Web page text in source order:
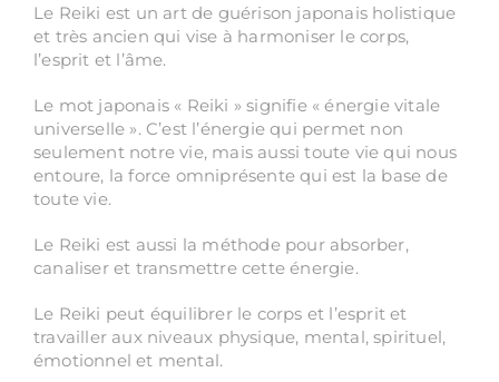
Le Reiki est un art de guérison japonais holistique
et très ancien qui vise à harmoniser le corps,
l’esprit et l’âme.
Le mot japonais « Reiki » signifie « énergie vitale
universelle ». C’est l’énergie qui permet non
seulement notre vie, mais aussi toute vie qui nous
entoure, la force omniprésente qui est la base de
toute vie.
Le Reiki est aussi la méthode pour absorber,
canaliser et transmettre cette énergie.
Le Reiki peut équilibrer le corps et l’esprit et
travailler aux niveaux physique, mental, spirituel,
émotionnel et mental.